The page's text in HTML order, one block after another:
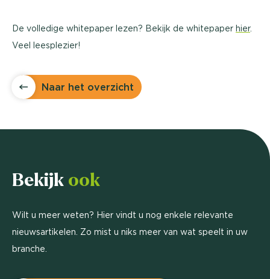
De volledige whitepaper lezen? Bekijk de whitepaper hier.
Veel leesplezier!
Naar het overzicht
Bekijk ook
Wilt u meer weten? Hier vindt u nog enkele relevante
nieuwsartikelen. Zo mist u niks meer van wat speelt in uw
branche.